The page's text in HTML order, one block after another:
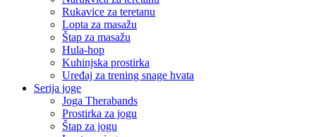
Rukavice za teretanu
Lopta za masažu
Štap za masažu
Hula-hop
Kuhinjska prostirka
Uređaj za trening snage hvata
Serija joge
Joga Therabands
Prostirka za jogu
Štap za jogu